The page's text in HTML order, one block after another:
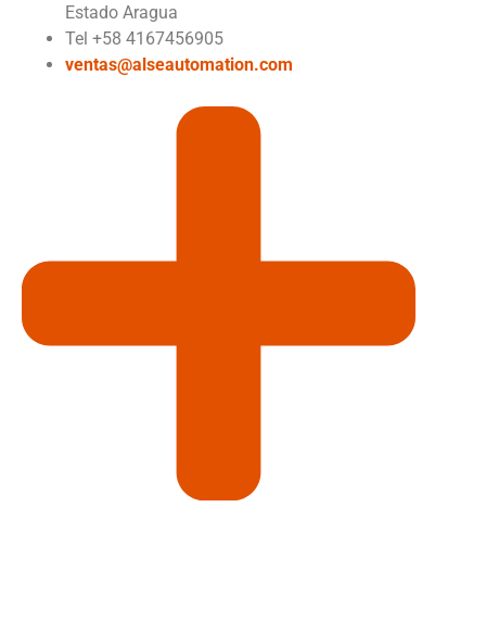
Estado Aragua
Tel +58 4167456905
ventas@alseautomation.com